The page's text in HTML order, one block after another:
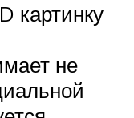
картинку
не